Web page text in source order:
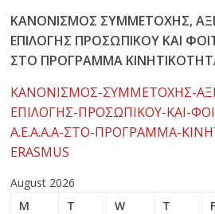
ΚΑΝΟΝΙΣΜΟΣ ΣΥΜΜΕΤΟΧΗΣ,
ΕΠΙΛΟΓΗΣ ΠΡΟΣΩΠΙΚΟΥ ΚΑΙ
ΣΤΟ ΠΡΟΓΡΑΜΜΑ
ΚΑΝΟΝΙΣΜΟΣ-ΣΥΜΜΕΤΟΧΗΣ-
ΕΠΙΛΟΓΗΣ-ΠΡΟΣΩΠΙΚΟΥ-ΚΑΙ-
Α.Ε.Α.Α.Α-ΣΤΟ-ΠΡΟΓΡΑΜΜΑ-
ERASMUS
August 2026
M
T W T F